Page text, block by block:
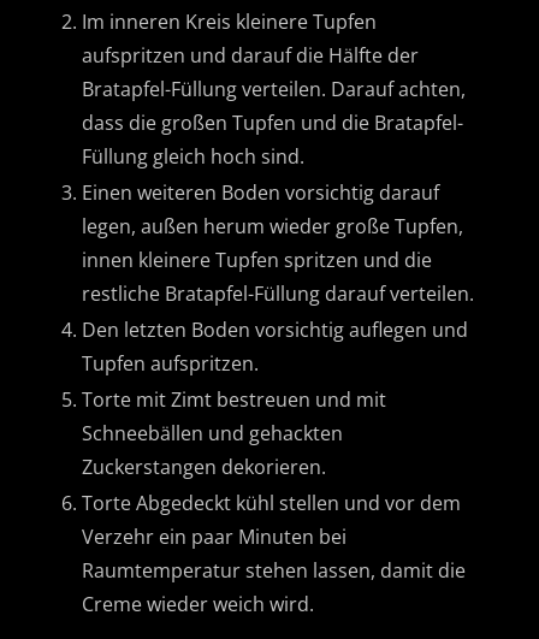
Im inneren Kreis kleinere Tupfen
aufspritzen und darauf die Hälfte der
Bratapfel-Füllung verteilen. Darauf achten,
dass die großen Tupfen und die Bratapfel-
Füllung gleich hoch sind.
Einen weiteren Boden vorsichtig darauf
legen, außen herum wieder große Tupfen,
innen kleinere Tupfen spritzen und die
restliche Bratapfel-Füllung darauf verteilen.
Den letzten Boden vorsichtig auflegen und
Tupfen aufspritzen.
Torte mit Zimt bestreuen und mit
Schneebällen und gehackten
Zuckerstangen dekorieren.
Torte Abgedeckt kühl stellen und vor dem
Verzehr ein paar Minuten bei
Raumtemperatur stehen lassen, damit die
Creme wieder weich wird.